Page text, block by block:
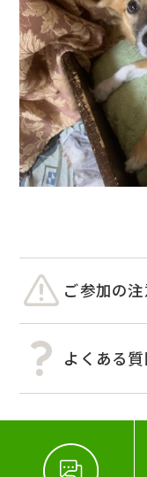
ご参加の
よくある質